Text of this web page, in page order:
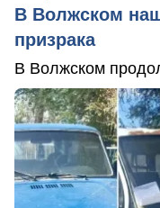
В Волжском
призрака
В Волжском